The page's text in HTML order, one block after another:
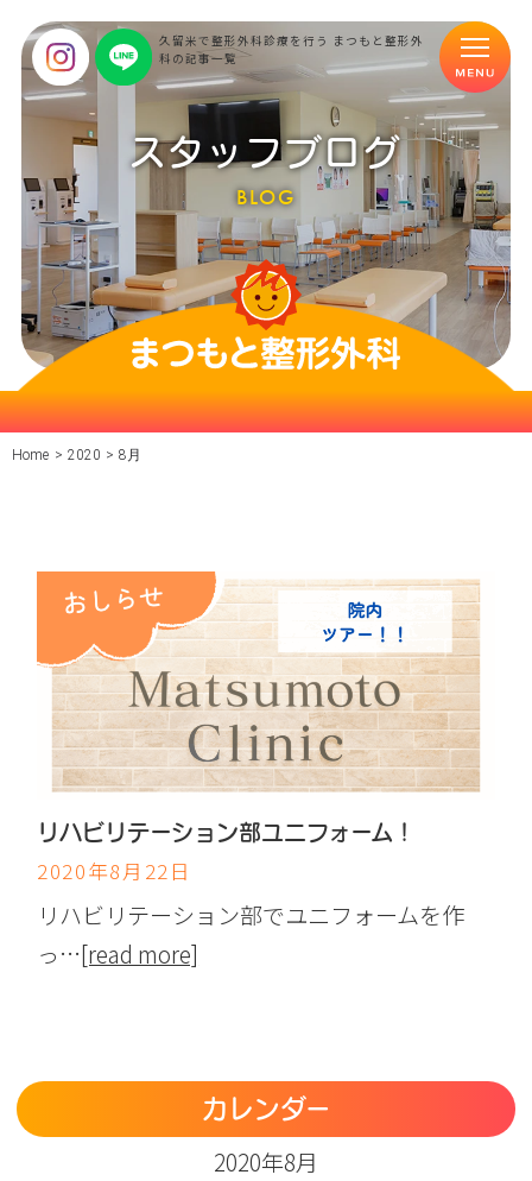
久留米で整形外科診療を行う まつもと整形外
科の記事一覧
スタッフブログ
BLOG
Home > 2020 > 8月
リハビリテーション部ユニフォーム！
2020年8月22日
リハビリテーション部でユニフォームを作
っ…[read more]
カレンダー
2020年8月